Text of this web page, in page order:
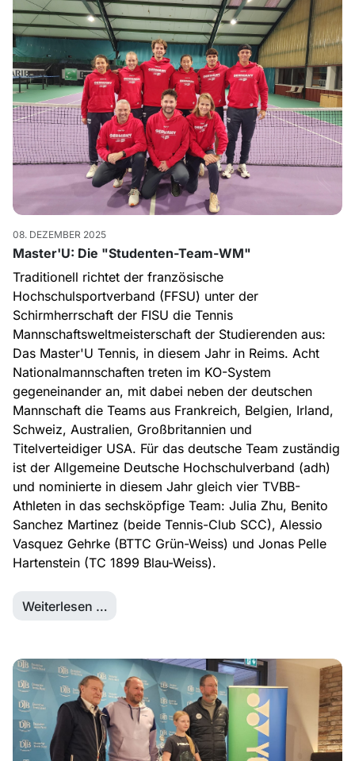
08. DEZEMBER 2025
Master'U: Die "Studenten-Team-WM"
Traditionell richtet der französische
Hochschulsportverband (FFSU) unter der
Schirmherrschaft der FISU die Tennis
Mannschaftsweltmeisterschaft der Studierenden aus:
Das Master'U Tennis, in diesem Jahr in Reims. Acht
Nationalmannschaften treten im KO-System
gegeneinander an, mit dabei neben der deutschen
Mannschaft die Teams aus Frankreich, Belgien, Irland,
Schweiz, Australien, Großbritannien und
Titelverteidiger USA. Für das deutsche Team zuständig
ist der Allgemeine Deutsche Hochschulverband (adh)
und nominierte in diesem Jahr gleich vier TVBB-
Athleten in das sechsköpfige Team: Julia Zhu, Benito
Sanchez Martinez (beide Tennis-Club SCC), Alessio
Vasquez Gehrke (BTTC Grün-Weiss) und Jonas Pelle
Hartenstein (TC 1899 Blau-Weiss).
Weiterlesen …